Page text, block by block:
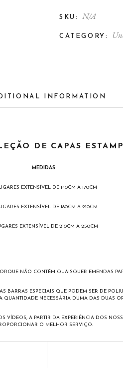
SKU: N/A
CATEGORY:
INFORMATION
DE CAPAS
MEDIDAS:
EXTENSÍVEL DE 140CM A 170CM
EXTENSÍVEL DE 180CM A 210CM
EXTENSÍVEL DE 210CM A 250CM
NÃO CONTÉM QUAISQUER EMENDAS
BARRAS ESPECIAIS QUE PODEM SER DE
QUANTIDADE NECESSÁRIA DUMA DAS DUAS
VÍDEOS, A PARTIR DA EXPERIÊNCIA DOS
O MELHOR SERVIÇO.